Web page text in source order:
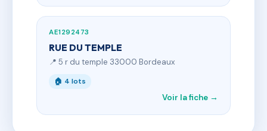
AE1292473
RUE DU TEMPLE
📍 5 r du temple 33000 Bordeaux
🏠 4 lots
Voir la fiche →